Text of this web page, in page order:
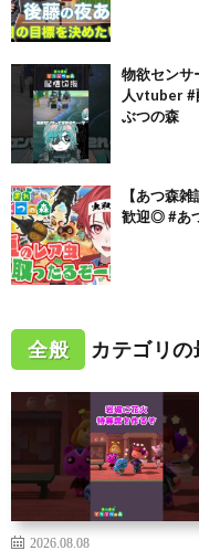
物欲センサ
人vtuber #
ぶつの森
【あつ森
歓迎◎ #あ
全般 カテゴリ
2026.08.08